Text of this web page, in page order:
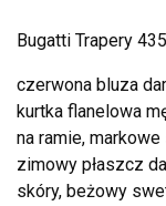
Bugatti Trapery
czerwona bluza
kurtka flanelowa
na ramie,
zimowy płaszcz
skóry, beżowy